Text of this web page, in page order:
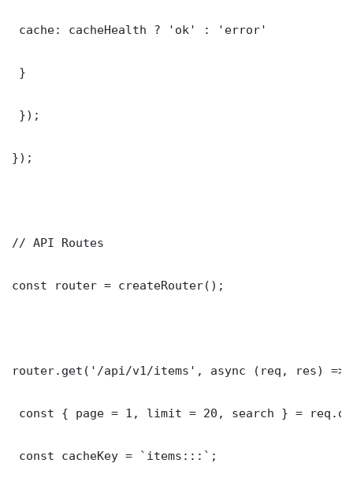
cache: cacheHealth ? 'ok' : 'error'
}
});
});
// API Routes
const router = createRouter();
router.get('/api/v1/items', async (req, res) =>
const { page = 1, limit = 20, search } =
const cacheKey = `items:::`;